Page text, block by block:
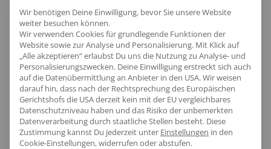
[jgm-review-widget]
Kundenprojekte
Wir benötigen Deine Einwilligung, bevor Sie unsere Website
weiter besuchen können.
Wir verwenden Cookies für grundlegende Funktionen der
Website sowie zur Analyse und Personalisierung. Mit Klick auf
„Alle akzeptieren“ erlaubst Du uns die Nutzung zu Analyse- und
Personalisierungszwecken. Deine Einwilligung erstreckt sich auch
auf die Datenübermittlung an Anbieter in den USA. Wir weisen
darauf hin, dass nach der Rechtsprechung des Europäischen
Gerichtshofs die USA derzeit kein mit der EU vergleichbares
Datenschutzniveau haben und das Risiko der unbemerkten
Datenverarbeitung durch staatliche Stellen besteht. Diese
Zustimmung kannst Du jederzeit unter Einstellungen in den
Cookie-Einstellungen, widerrufen oder abstufen.